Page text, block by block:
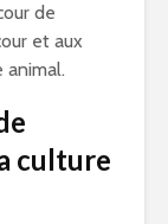
de
et aux
animal.
culture